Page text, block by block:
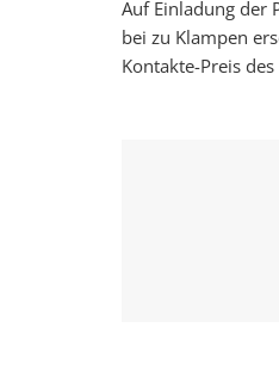
Auf Einladung der
bei zu Klampen
Kontakte-Preis